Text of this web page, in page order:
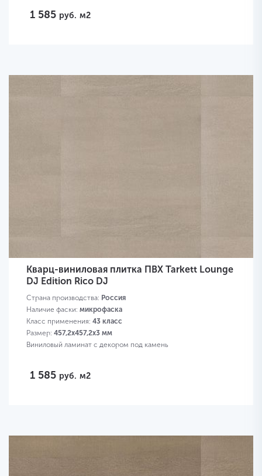
1 585 руб. м2
Кварц-виниловая плитка ПВХ Tarkett Lounge
DJ Edition Rico DJ
Страна производства: Россия
Наличие фаски: микрофаска
Класс применения: 43 класс
Размер: 457,2х457,2х3 мм
Виниловый ламинат с декором под камень
1 585 руб. м2